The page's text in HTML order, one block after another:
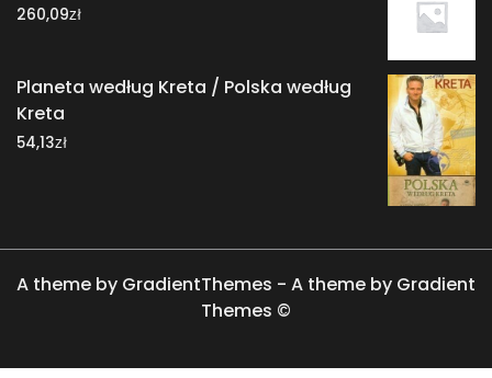
260,09zł
Planeta według Kreta / Polska według
Kreta
54,13zł
A theme by GradientThemes - A theme by Gradient
Themes ©